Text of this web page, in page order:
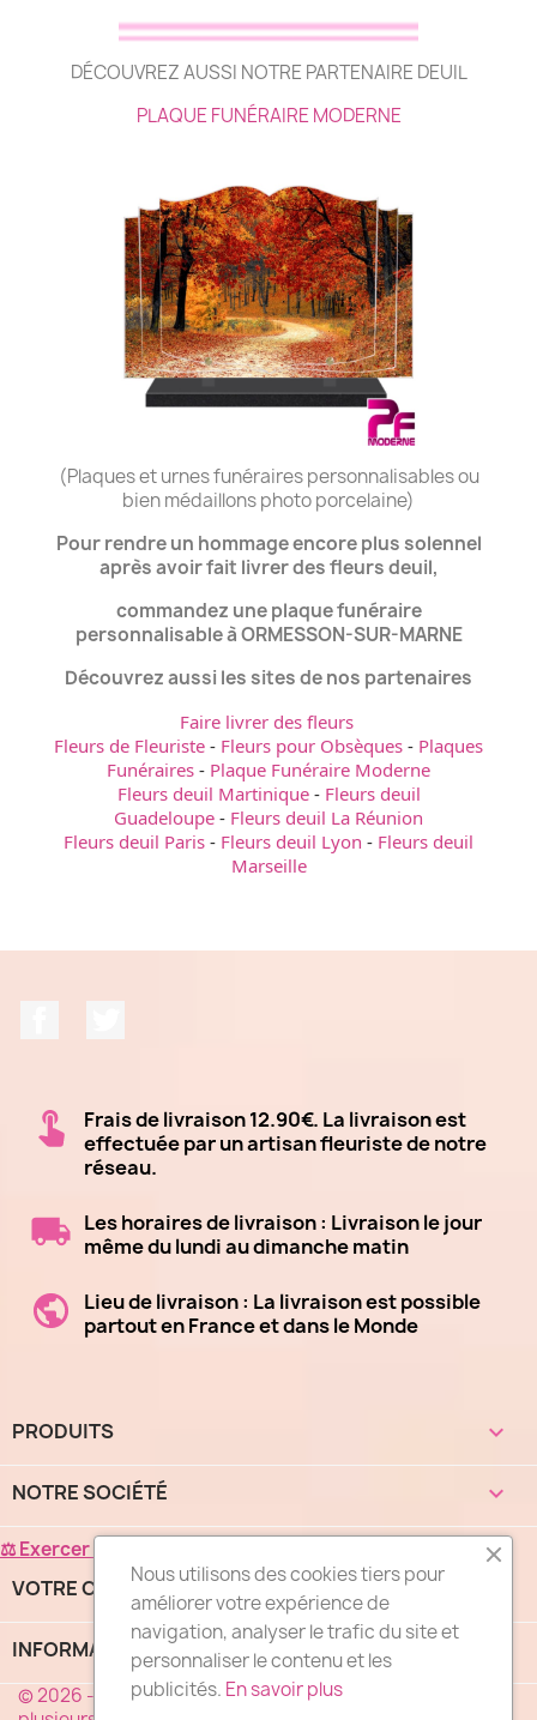
DÉCOUVREZ AUSSI NOTRE PARTENAIRE DEUIL
PLAQUE FUNÉRAIRE MODERNE
(Plaques et urnes funéraires personnalisables ou
bien médaillons photo porcelaine)
Pour rendre un hommage encore plus solennel
après avoir fait livrer des fleurs deuil,
commandez une plaque funéraire
personnalisable à ORMESSON-SUR-MARNE
Découvrez aussi les sites de nos partenaires
Faire livrer des fleurs
Fleurs de Fleuriste - Fleurs pour Obsèques - Plaques
Funéraires - Plaque Funéraire Moderne
Fleurs deuil Martinique- Fleurs deuil
Guadeloupe - Fleurs deuil La Réunion
Fleurs deuil Paris - Fleurs deuil Lyon - Fleurs deuil
Marseille
Frais de livraison 12.90€. La livraison est
effectuée par un artisan fleuriste de notre
réseau.
Les horaires de livraison : Livraison le jour
même du lundi au dimanche matin
Lieu de livraison : La livraison est possible
partout en France et dans le Monde
PRODUITS 
NOTRE SOCIÉTÉ 
⚖ Exercer mon droit de rétractation
VOTRE COMPTE
INFORMATIONS
© 2026 - "DES FLEURS COMME J'AIME®", un réseau de
Nous utilisons des cookies tiers pour
améliorer votre expérience de
navigation, analyser le trafic du site et
personnaliser le contenu et les
publicités. En savoir plus